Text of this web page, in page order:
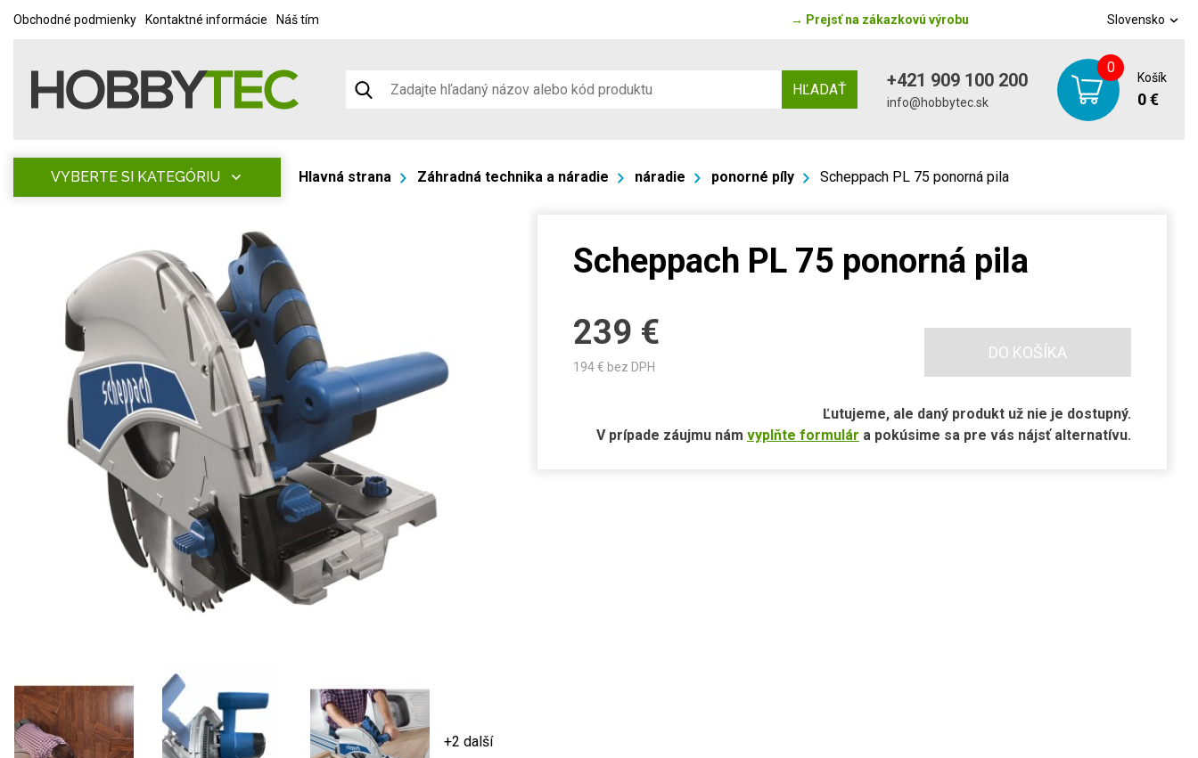
Obchodné podmienky Kontaktné informácie Náš tím → Prejsť na zákazkovú výrobu Slovensko
HĽADAŤ +421 909 100 200
info@hobbytec.sk
0
Košík
0 €
VYBERTE SI KATEGÓRIU Hlavná strana Záhradná technika a náradie náradie ponorné píly Scheppach PL 75 ponorná pila
+2 další
Scheppach PL 75 ponorná pila
239 €
194€ bez DPH
DO KOŠÍKA
Ľutujeme, ale daný produkt už nie je dostupný.
V prípade záujmu nám vyplňte formulár a pokúsime sa pre vás nájsť alternatívu.